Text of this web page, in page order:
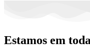
Estamos em